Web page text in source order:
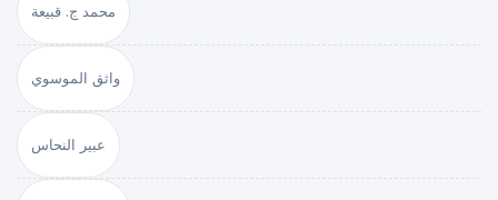
محمد ج. قبيعة
واثق الموسوي
عبير النحاس